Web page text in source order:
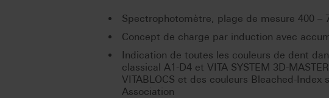
Spectrophotomètre, plage de mesure 400 –
Concept de charge par induction avec
Indication de toutes les couleurs de dent
classical A1-D4 et VITA SYSTEM 3D-
VITABLOCS et des couleurs Bleached-
Association